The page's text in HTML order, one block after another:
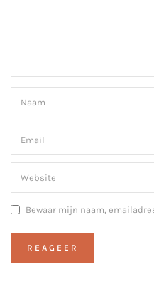
Bewaar mijn naam,